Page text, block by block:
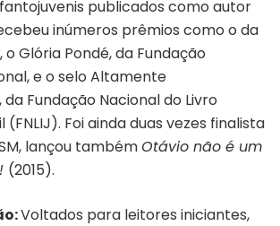
publicados como autor
inúmeros prêmios como o da
, o Glória Pondé, da Fundação
e o selo Altamente
Fundação Nacional do Livro
(FNLIJ). Foi ainda duas vezes finalista
lançou tambémOtávio não é um
(2015).
Voltados para leitores iniciantes,